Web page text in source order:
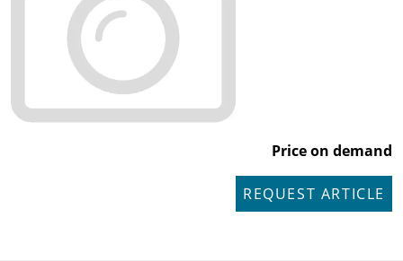
Price on demand
REQUEST ARTICLE